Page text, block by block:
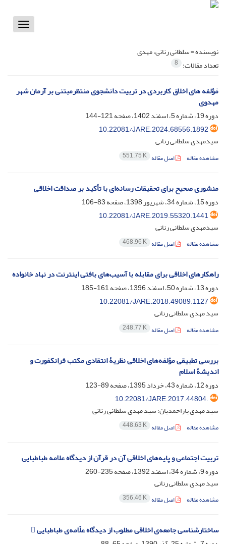
Toggle
نویسنده =سلطانی رنانی، مهدی
تعداد مقالات: 8
مٰؤلفه های اخلاق کاربردی در تربیت دانشجوی منتظرمبتنی بر آرمان شهر
مهدوی
دوره 19، شماره 5، اسفند 1402، صفحه
121-144
10.22081/JARE.2024.68556.1892
سیدمهدی سلطانی رنانی
مشاهده مقاله اصل مقاله 551.75 K
منشوری صحیح برای تحقیقات رسانه‌ای با تأکید بر صداقت اخلاقی
دوره 15، شماره 34، شهریور 1398، صفحه
83-106
10.22081/JARE.2019.55320.1441
سیدمهدی سلطانی رنانی
مشاهده مقاله اصل مقاله 468.96 K
راهکارهای اخلاقی برای مقابله با آسیب‌های بافتی اینترنت در نهاد خانواده
دوره 13، شماره 50، اسفند 1396، صفحه
161-185
10.22081/JARE.2018.49089.1127
سید مهدی سلطانی رنانی
مشاهده مقاله اصل مقاله 248.77 K
بررسی تطبیقی مؤلفه‌های اخلاقی نظریۀ انتقادی مکتب فرانکفورت و
اندیشۀ اسلام
دوره 12، شماره 43، خرداد 1395، صفحه
89-123
10.22081/JARE.2017.44804.
سید مهدی یاراحمدیان؛ سید مهدی سلطانی رنانی
مشاهده مقاله اصل مقاله 448.63 K
تربیت اجتماعی و پایه‌های اخلاقی آن در قرآن از دیدگاه علامه طباطبایی
دوره 9، شماره 34، اسفند 1392، صفحه
235-260
سید مهدی سلطانی رنانی
مشاهده مقاله اصل مقاله 356.46 K
ساختار‌‌شناسی جامعه‌ی اخلاقی مطلوب از دیدگاه علّامه‌ی طباطبایی 